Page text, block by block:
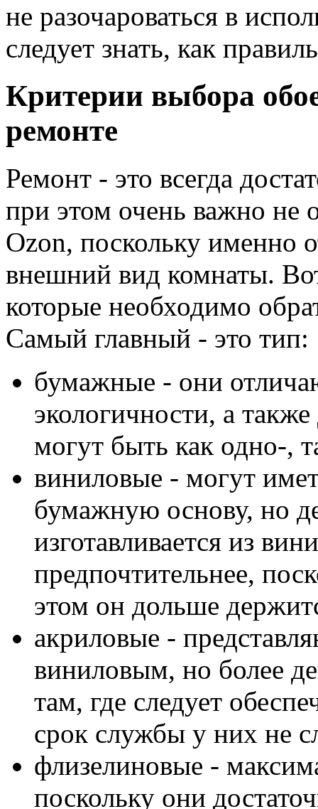
не разочароваться в
следует знать, как
Критерии выбора
ремонте
Ремонт - это всегда
при этом очень важно не
Ozon, поскольку именно
внешний вид комнаты.
которые необходимо
Самый главный - это тип:
бумажные - они
экологичности, а
могут быть как одно-,
виниловые - могут
бумажную основу, но
изготавливается из
предпочтительнее,
этом он дольше
акриловые -
виниловым, но более
там, где следует
срок службы у них не
флизелиновые -
поскольку они